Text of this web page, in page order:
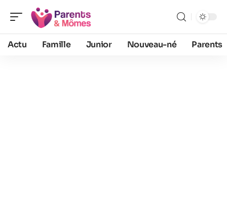
Actu Famille Junior Nouveau-né Parents